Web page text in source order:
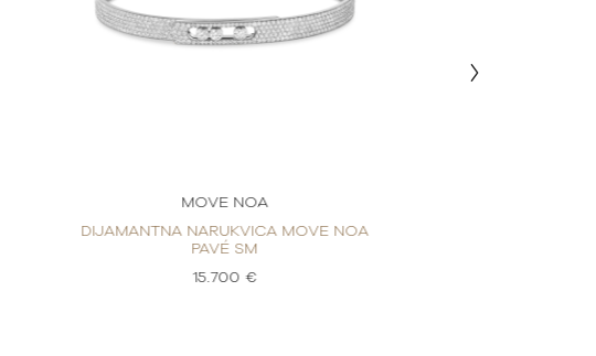
MOVE NOA
DIJAMANTNA NARUKVICA MOVE NOA
PAVÉ SM
15.700 €